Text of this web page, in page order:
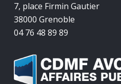
7, place Firmin Gautier
38000 Grenoble
04 76 48 89 89